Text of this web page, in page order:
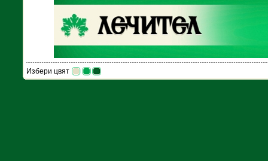
Избери цвят